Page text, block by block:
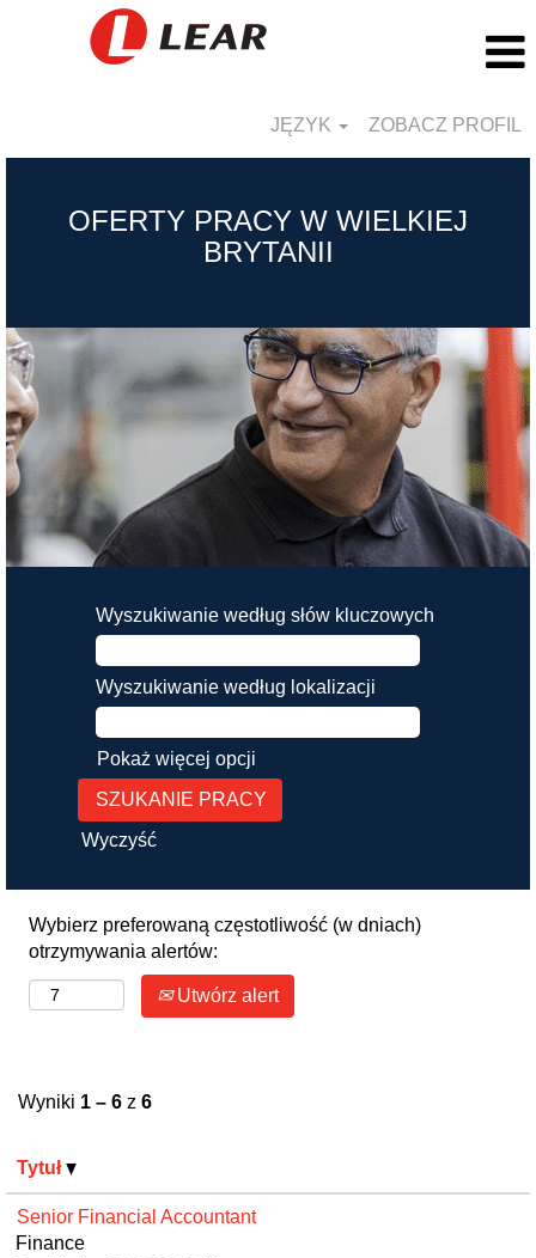
JĘZYK ZOBACZ PROFIL
OFERTY PRACY W WIELKIEJ
BRYTANII
Wyszukiwanie według słów kluczowych
Wyszukiwanie według lokalizacji
Pokaż więcej opcji
Wyczyść
Wybierz preferowaną częstotliwość (w dniach)
otrzymywania alertów:
Utwórz alert
Wyniki 1 – 6 z 6
Tytuł
Senior Financial Accountant
Finance